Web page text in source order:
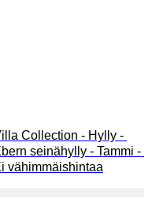
Collection - Hylly -
seinähylly - Tammi -
vähimmäishintaa